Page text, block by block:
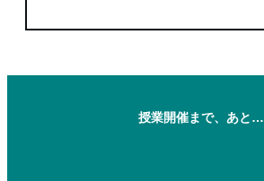
授業開催まで、あと…